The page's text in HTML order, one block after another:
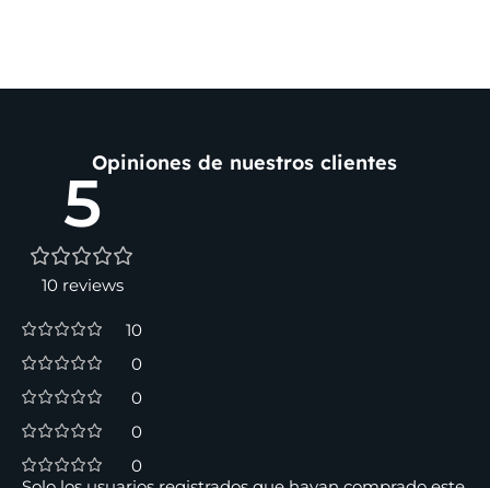
Opiniones de nuestros clientes
5
10 reviews
10
0
0
0
0